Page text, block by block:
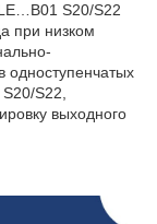
S20/S22
при низком
одноступенчатых
S22,
выходного